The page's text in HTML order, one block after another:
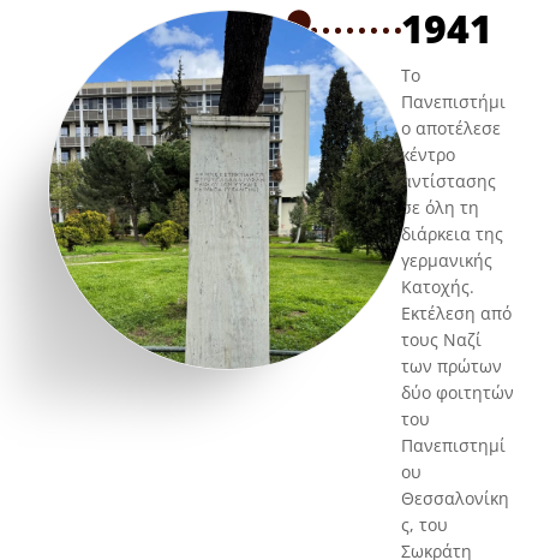
1941
Το
Πανεπιστήμι
ο αποτέλεσε
κέντρο
αντίστασης
σε όλη τη
διάρκεια της
γερμανικής
Κατοχής.
Εκτέλεση από
τους Ναζί
των πρώτων
δύο φοιτητών
του
Πανεπιστημί
ου
Θεσσαλονίκη
ς, του
Σωκράτη